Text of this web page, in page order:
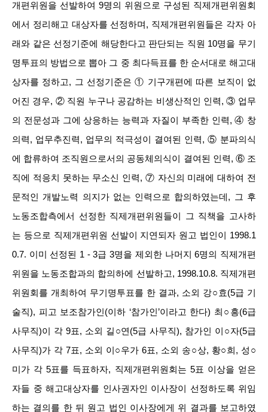
개편위원을 선발하여 9명의 위원으로 구성된 직제개편위원회
에서 정리해고 대상자를 선정하며, 직제개편위원들은 각자 아
래와 같은 선정기준에 해당한다고 판단되는 직원 10명을 무기
명투표의 방법으로 뽑아 그 중 최다득표를 한 순서대로 해고대
상자를 정하고, 그 선정기준은 ① 기구개편에 따른 보직이 없
어진 경우, ② 직원 누구나 공감하는 비생산적인 인력, ③ 업무
의 전문성과 그에 상응하는 능력과 자질이 부족한 인력, ④ 창
의력, 업무추진력, 업무의 적극성이 결여된 인력, ⑤ 분파의식
에 합류하여 조직원으로서의 공동체의식이 결여된 인력, ⑥ 조
직에 적응치 못하는 무소신 인력, ⑦ 자신의 미래에 대하여 전
문적인 개발노력 의지가 없는 인력으로 합의하였는데, 그 후
노동조합측에서 선정한 직제개편위원들이 그 직책을 고사하
는 등으로 직제개편위원 선발이 지연되자 원고 법인이 1998.1
0.7. 이미 선정된 1 - 3급 3명을 제외한 나머지 6명의 직제개편
위원을 노동조합과의 합의하에 선발하고, 1998.10.8. 직제개편
위원회를 개최하여 무기명투표를 한 결과, 소외 강○효(5급 기
술직), 피고 보조참가인(이하 ‘참가인’이라고 한다) 최○흥(6급
사무직)이 각 9표, 소외 길○연(5급 사무직), 참가인 이○자(5급
사무직)가 각 7표, 소외 이○우가 6표, 소외 송○상, 황○희, 성○
미가 각 5표를 득표하자, 직제개편위원회는 5표 이상을 얻은
자들 중 해고대상자를 인사권자인 이사장이 선정하도록 위임
하는 결의를 한 뒤 원고 법인 이사장에게 위 결과를 보고하였